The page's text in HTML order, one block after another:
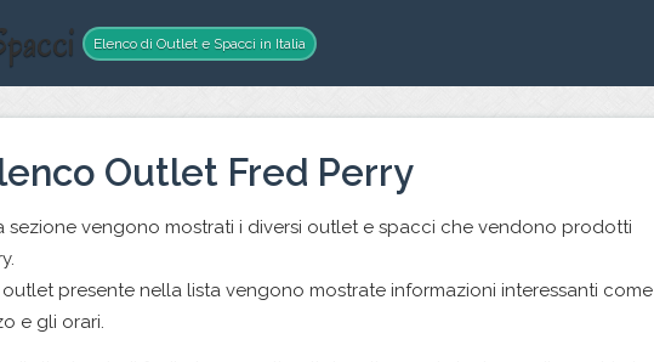
Elenco di Outlet e Spacci in Italia
Outlet Fred Perry
sezione vengono mostrati i diversi outlet e spacci che vendono prodotti
outlet presente nella lista vengono mostrate informazioni interessanti come
e gli orari.